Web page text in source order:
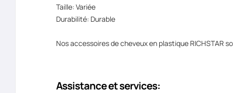
Taille: Variée
Durabilité: Durable
Nos accessoires de cheveux en plastique RICHSTAR
Assistance et services: